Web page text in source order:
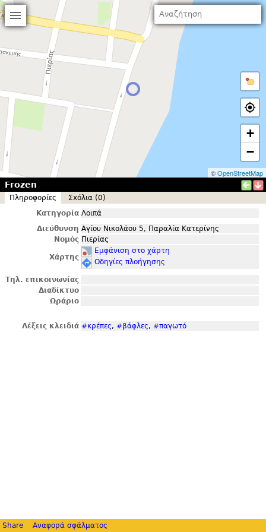
+
−
©OpenStreetMap
Frozen
Πληροφορίες
Σxόλια (0)
Κατηγορία Λοιπά
Διεύθυνση Αγίου Νικολάου 5, Παραλία Κατερίνης
Νομός Πιερίας
Χάρτης
Εμφάνιση στο χάρτη
Οδηγίες πλοήγησης
Τηλ. επικοινωνίας
Διαδίκτυο
Ωράριο
Λέξεις κλειδιά #κρέπες, #βάφλες, #παγωτό
Share Αναφορά σφάλματος